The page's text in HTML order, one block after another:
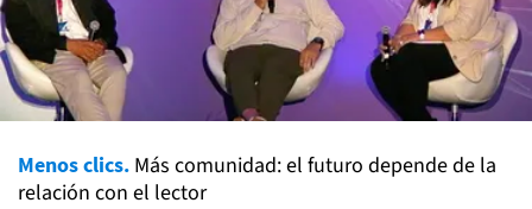
Menos clics. Más comunidad: el futuro depende de la
relación con el lector